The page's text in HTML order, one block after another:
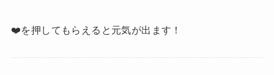
❤️を押してもらえると元気が出ます！